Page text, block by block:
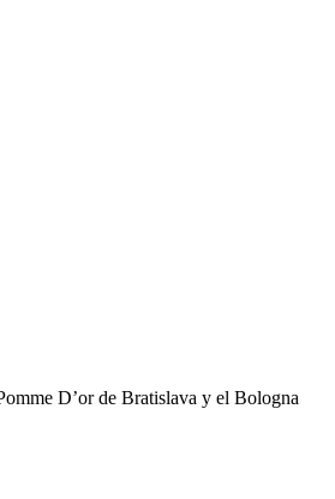
D’or de Bratislava y el Bologna